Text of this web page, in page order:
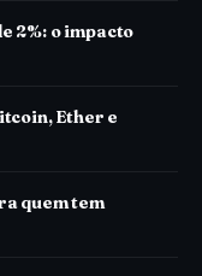
2%: o impacto
Ether e
quem tem